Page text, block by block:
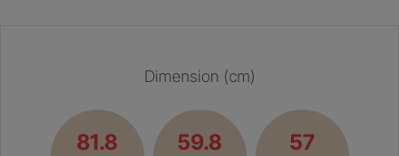
Dimension (cm)
81.8 59.8 57